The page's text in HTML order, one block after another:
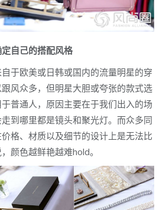
自己的搭配风格
于欧美或日韩或国内的流量明星的穿
风众多，但明星大胆或夸张的款式选
普通人，原因主要在于我们出入的场
到哪里都是镜头和聚光灯。而众多同
格、材质以及细节的设计上是无法比
颜色越鲜艳越难hold。